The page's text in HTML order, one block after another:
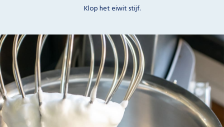
Klop het eiwit stijf.